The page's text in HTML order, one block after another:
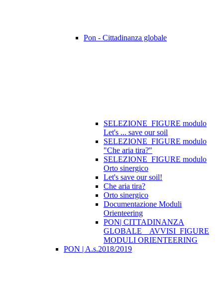
Pon - Cittadinanza globale
SELEZIONE_FIGURE modulo
Let's ... save our soil
SELEZIONE_FIGURE modulo
"Che aria tira?"
SELEZIONE_FIGURE modulo
Orto sinergico
Let's save our soil!
Che aria tira?
Orto sinergico
Documentazione Moduli
Orienteering
PON| CITTADINANZA
GLOBALE _ AVVISI_FIGURE
MODULI ORIENTEERING
PON | A.s.2018/2019